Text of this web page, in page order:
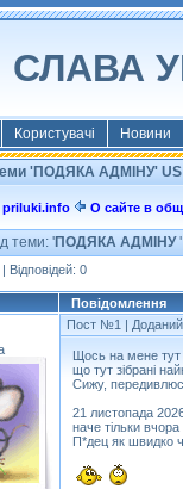
СЛАВА
Користувачі Новини
'ПОДЯКА АДМІНУ' US
priluki.info О сайте в
теми: 'ПОДЯКА АДМІНУ'
Відповідей: 0
Повідомлення
Пост №1 |
Щось на мене тут
що тут зібрані
Сижу,
21 листопада
наче тільки
П*дец як швидко